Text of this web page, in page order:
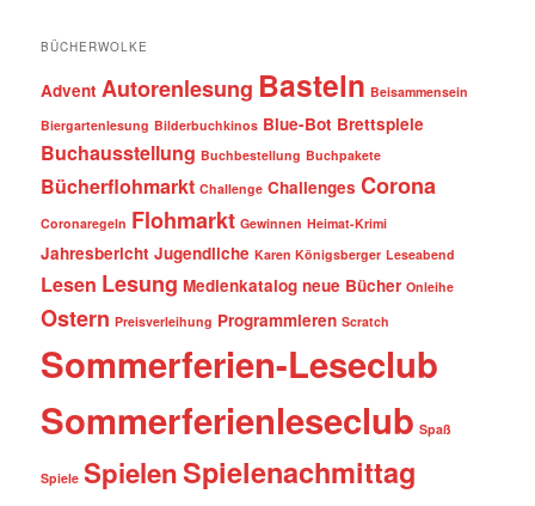
BÜCHERWOLKE
Advent Autorenlesung Basteln Beisammensein
Biergartenlesung Bilderbuchkinos Blue-Bot Brettspiele
Buchausstellung Buchbestellung Buchpakete
Bücherflohmarkt Challenge Challenges Corona
Coronaregeln Flohmarkt Gewinnen Heimat-Krimi
Jahresbericht Jugendliche Karen Königsberger Leseabend
Lesen Lesung Medienkatalog neue Bücher Onleihe
Ostern Preisverleihung Programmieren Scratch
Sommerferien-Leseclub
Sommerferienleseclub Spaß
Spiele SpielenSpielenachmittag